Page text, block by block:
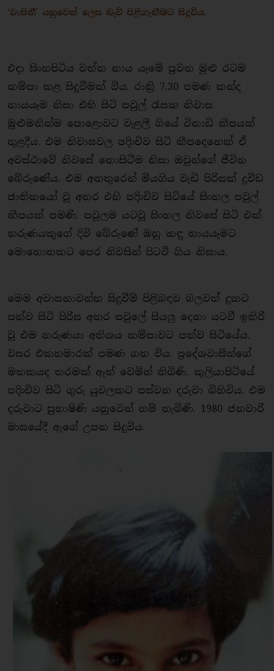
‘වාසිනී’ යනුවෙන් ලෙස බැව් පිළිගැනීමට සිදුවිය.
එදා සිංහපිටිය වත්ත නාය යෑමේ පුවත මුළු රටම
කම්පා කළ සිදුවීමක් විය. රාත්‍රි 7.30 පමණ කන්ද
නායයෑම නිසා එහි සිටි පවුල් රැසක නිවාස
මුළුමනින්ම පොළොවට වැළලී ගියේ විනාඩි කීපයක්
තුළදීය. එම නිවාසවල පදිංචිව සිටි කීපදෙනෙක් ඒ
අවස්ථාවේ නිවසේ නොසිටීම නිසා ඔවුන්ගේ ජීවිත
බේරුණේය. එම අනතුරෙන් මියගිය වැඩි පිරිසක් ද්‍රවිඩ
ජාතිකයෝ වූ අතර එහි පදිංචිව සිටියේ සිංහල පවුල්
කීපයක් පමණි. පවුලම යටවූ සිංහල නිවසේ සිටි එක්
තරුණයකුගේ දිවි බේරුණේ ඔහු කඳු නායයෑමට
මොහොතකට පෙර නිවසින් පිටවී ගිය නිසාය.
මෙම අවාසනාවන්ත සිදුවීම් පිළිබඳව බලවත් දුකට
පත්ව සිටි පිරිස අතර පවුලේ සියලු දෙනා යටවී ඉතිරි
වූ එම තරුණයා අතිශය කම්පාවට පත්ව සිටියේය.
වසර එකහමාරක් පමණ ගත විය. ප්‍රදේශවාසීන්ගේ
මතකයද තරමක් ඈත් වෙමින් තිබිණි. කුලියාපිටියේ
පදිංචිව සිටි ගුරු යුවලකට පස්වන දරුවා බිහිවිය. එම
දරුවාට සුභාෂිණි යනුවෙන් නම් තැබිණි. 1980 ජනවාරි
මාසයේදී ඇගේ උපත සිදුවිය.